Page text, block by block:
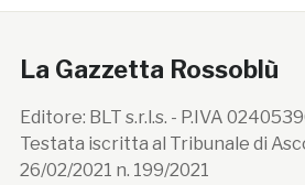
La Gazzetta Rossoblù
Editore: BLT s.r.l.s. - P.IVA
Testata iscritta al Tribunale di
26/02/2021 n. 199/2021